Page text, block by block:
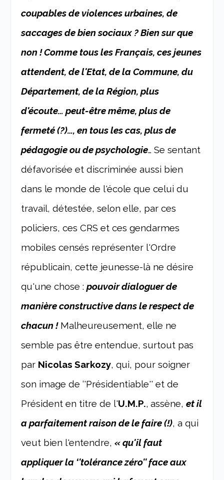
coupables de violences urbaines, de
saccages de bien sociaux ? Bien sur que
non ! Comme tous les Français, ces jeunes
attendent, de l'Etat, de la Commune, du
Département, de la Région, plus
d'écoute… peut-être même, plus de
fermeté (?)…, en tous les cas, plus de
pédagogie ou de psychologie… Se sentant
défavorisée et discriminée aussi bien
dans le monde de l'école que celui du
travail, détestée, selon elle, par ces
policiers, ces CRS et ces gendarmes
mobiles censés représenter l'Ordre
républicain, cette jeunesse-là ne désire
qu'une chose :pouvoir dialoguer de
manière constructive dans le respect de
chacun !Malheureusement, elle ne
semble pas être entendue, surtout pas
par Nicolas Sarkozy, qui, pour soigner
son image de ‘'Présidentiable'' et de
Président en titre de l'U.M.P., assène,et il
a parfaitement raison de le faire (!), a qui
veut bien l'entendre,« qu'il faut
appliquer la ‘'tolérance zéro'' face aux